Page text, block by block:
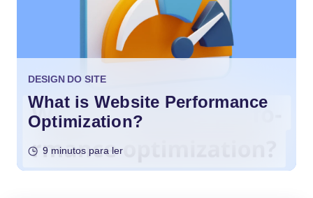
DESIGN DO SITE
What is Website Performance
Optimization?
9 minutos para ler